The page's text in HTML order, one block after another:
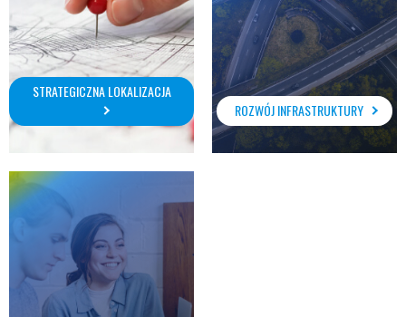
STRATEGICZNA LOKALIZACJA
ROZWÓJ INFRASTRUKTURY